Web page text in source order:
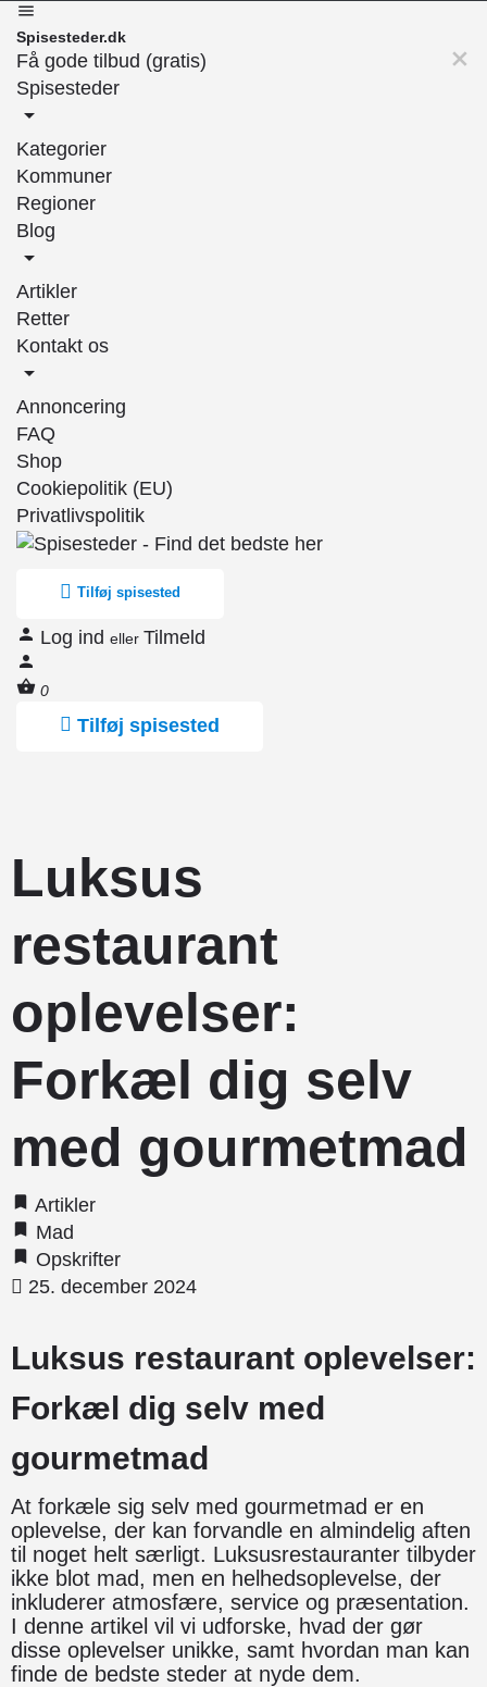
Spisesteder.dk
Få gode tilbud (gratis)
Spisesteder
Kategorier
Kommuner
Regioner
Blog
Artikler
Retter
Kontakt os
Annoncering
FAQ
Shop
Cookiepolitik (EU)
Privatlivspolitik
Tilføj spisested
Log ind eller Tilmeld
0
Tilføj spisested
Luksus
restaurant
oplevelser:
Forkæl dig selv
med gourmetmad
Artikler
Mad
Opskrifter
25. december 2024
Luksus restaurant oplevelser:
Forkæl dig selv med
gourmetmad
At forkæle sig selv med gourmetmad er en
oplevelse, der kan forvandle en almindelig aften
til noget helt særligt. Luksusrestauranter tilbyder
ikke blot mad, men en helhedsoplevelse, der
inkluderer atmosfære, service og præsentation.
I denne artikel vil vi udforske, hvad der gør
disse oplevelser unikke, samt hvordan man kan
finde de bedste steder at nyde dem.